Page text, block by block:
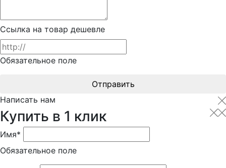
Ссылка на товар дешевле
Обязательное поле
Отправить
Написать нам
Купить в 1 клик
Имя*
Обязательное поле